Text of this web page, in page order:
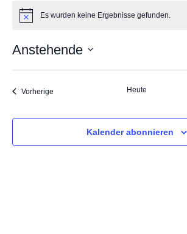
Veranstaltungen
HinweisEs wurden keine Ergebnisse gefunden.
Anstehende
VorherigeVeranstaltungen Heute
Kalender abonnieren